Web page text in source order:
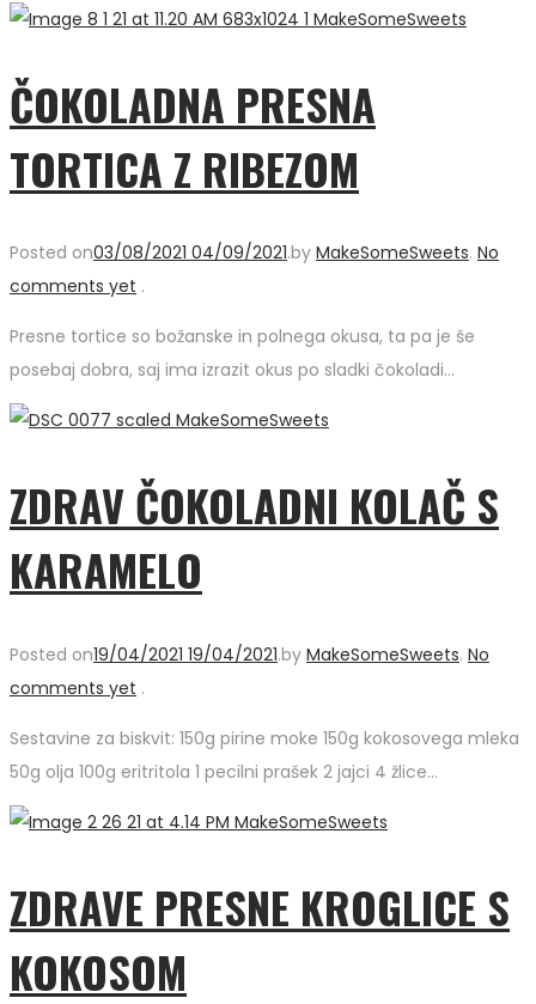
ČOKOLADNA PRESNA
TORTICA Z RIBEZOM
Posted on03/08/2021 04/09/2021.by MakeSomeSweets. No
comments yet .
Presne tortice so božanske in polnega okusa, ta pa je še
posebaj dobra, saj ima izrazit okus po sladki čokoladi…
ZDRAV ČOKOLADNI KOLAČ S
KARAMELO
Posted on19/04/2021 19/04/2021.by MakeSomeSweets. No
comments yet .
Sestavine za biskvit: 150g pirine moke 150g kokosovega mleka
50g olja 100g eritritola 1 pecilni prašek 2 jajci 4 žlice…
ZDRAVE PRESNE KROGLICE S
KOKOSOM